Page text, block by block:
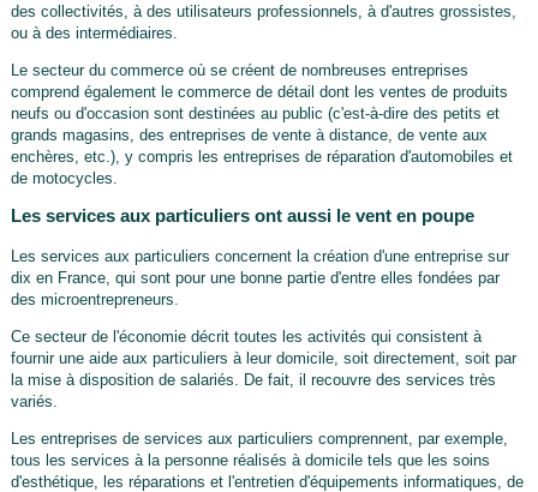
des collectivités, à des utilisateurs professionnels, à d'autres grossistes,
ou à des intermédiaires.
Le secteur du commerce où se créent de nombreuses entreprises
comprend également le commerce de détail dont les ventes de produits
neufs ou d'occasion sont destinées au public (c'est-à-dire des petits et
grands magasins, des entreprises de vente à distance, de vente aux
enchères, etc.), y compris les entreprises de réparation d'automobiles et
de motocycles.
Les services aux particuliers ont aussi le vent en poupe
Les services aux particuliers concernent la création d'une entreprise sur
dix en France, qui sont pour une bonne partie d'entre elles fondées par
des microentrepreneurs.
Ce secteur de l'économie décrit toutes les activités qui consistent à
fournir une aide aux particuliers à leur domicile, soit directement, soit par
la mise à disposition de salariés. De fait, il recouvre des services très
variés.
Les entreprises de services aux particuliers comprennent, par exemple,
tous les services à la personne réalisés à domicile tels que les soins
d'esthétique, les réparations et l'entretien d'équipements informatiques, de